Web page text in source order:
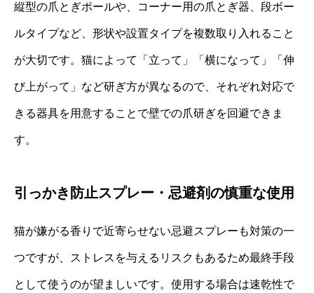
縦型の爪とぎポールや、コーナー用の爪とぎ器、段ボー
ルタイプなど、形状や設置タイプを複数取り入れること
が大切です。猫によって「立って」「横になって」「伸
び上がって」など研ぎ方が異なるので、それぞれ対応で
きる器具を用意することで壁での爪研ぎを回避できま
す。
引っかき防止スプレー・忌避剤の慎重な使用
猫が嫌がる香りで近寄らせない忌避スプレーも対策の一
つですが、ストレスを与えるリスクもあるため最終手段
として使うのが望ましいです。使用する場合は速乾性で